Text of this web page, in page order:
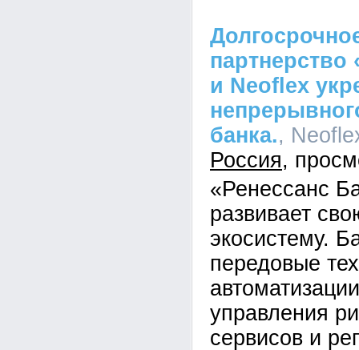
партнерство
и Neoflex
банка.,
Россия
«Ренессанс
развивает
экосистему.
передовые
управления
сервисов и